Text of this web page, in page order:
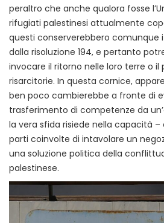
peraltro che anche qualora fosse
rifugiati palestinesi attualmente
questi conserverebbero comunque
dalla risoluzione 194, e pertanto
invocare il ritorno nelle loro terre o
risarcitorie. In questa cornice,
ben poco cambierebbe a fronte di
trasferimento di competenze da
la vera sfida risiede nella capacità –
parti coinvolte di intavolare un
una soluzione politica della
palestinese.